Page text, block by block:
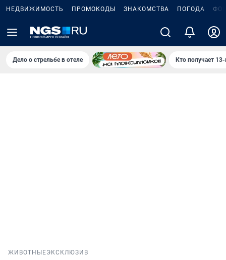
НЕДВИЖИМОСТЬ ПРОМОКОДЫ ЗНАКОМСТВА ПОГОДА
Дело о стрельбе в отеле Кто получает
ЖИВОТНЫЕЭКСКЛЮЗИВ